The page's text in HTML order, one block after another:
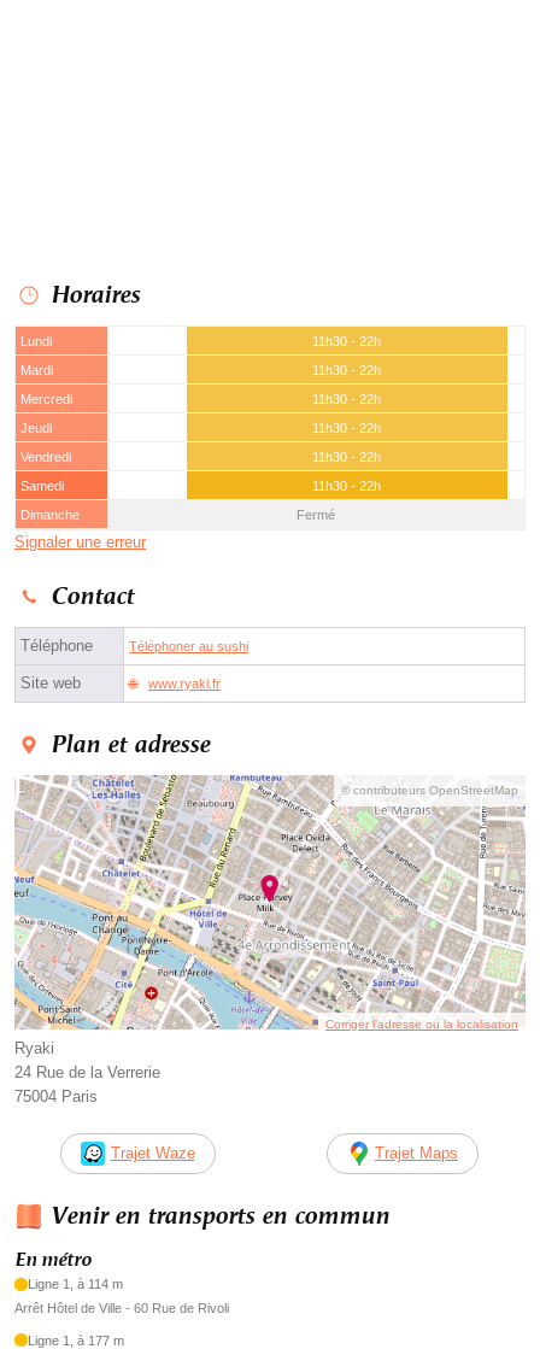
Horaires
Lundi
11h30 - 22h
Mardi
11h30 - 22h
Mercredi
11h30 - 22h
Jeudi
11h30 - 22h
Vendredi
11h30 - 22h
Samedi
11h30 - 22h
Dimanche
Fermé
Signaler une erreur
Contact
Téléphone Téléphoner au sushi
Site web www.ryaki.fr
Plan et adresse
© contributeurs OpenStreetMap
Corriger l’adresse ou la localisation
Ryaki
24 Rue de la Verrerie
75004 Paris
Trajet Waze Trajet Maps
Venir en transports en commun
En métro
Ligne 1, à 114 m
Arrêt Hôtel de Ville - 60 Rue de Rivoli
Ligne 1, à 177 m